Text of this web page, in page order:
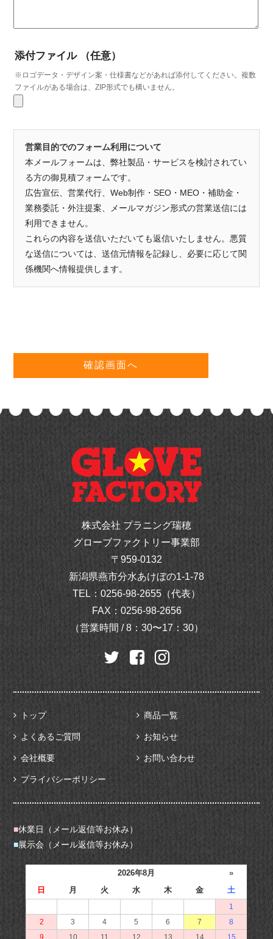
添付ファイル （任意）
※ロゴデータ・デザイン案・仕様書などがあれば添付してください。複数
ファイルがある場合は、ZIP形式でも構いません。
営業目的でのフォーム利用について
本メールフォームは、弊社製品・サービスを検討されてい
る方の御見積フォームです。
広告宣伝、営業代行、Web制作・SEO・MEO・補助金・
業務委託・外注提案、メールマガジン形式の営業送信には
利用できません。
これらの内容を送信いただいても返信いたしません。悪質
な送信については、送信元情報を記録し、必要に応じて関
係機関へ情報提供します。
株式会社 プラニング瑞穂
グローブファクトリー事業部
〒959-0132
新潟県燕市分水あけぼの1-1-78
TEL： 0256-98-2655（代表）
FAX：0256-98-2656
（営業時間 / 8：30〜17：30）
トップ 商品一覧
よくあるご質問 お知らせ
会社概要 お問い合わせ
プライバシーポリシー
■休業日（メール返信等お休み）
■展示会（メール返信等お休み）